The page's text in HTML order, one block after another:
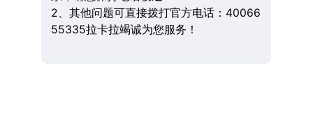
2、其他问题可直接拨打官方电话：40066
55335拉卡拉竭诚为您服务！